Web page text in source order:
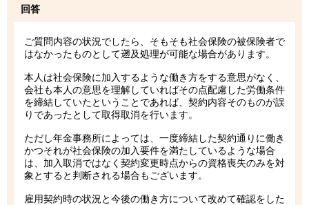
回答
ご質問内容の状況でしたら、そもそも社会保険の被保険者で
はなかったものとして遡及処理が可能な場合があります。
本人は社会保険に加入するような働き方をする意思がなく、
会社も本人の意思を理解していればその点配慮した労働条件
を締結していたということであれば、契約内容そのものが誤
りであったとして取得取消を行います。
ただし年金事務所によっては、一度締結した契約通りに働き
かつそれが社会保険の加入要件を満たしているような場合
は、加入取消ではなく契約変更時点からの資格喪失のみを対
象とすると判断される場合もございます。
雇用契約時の状況と今後の働き方について改めて確認をした